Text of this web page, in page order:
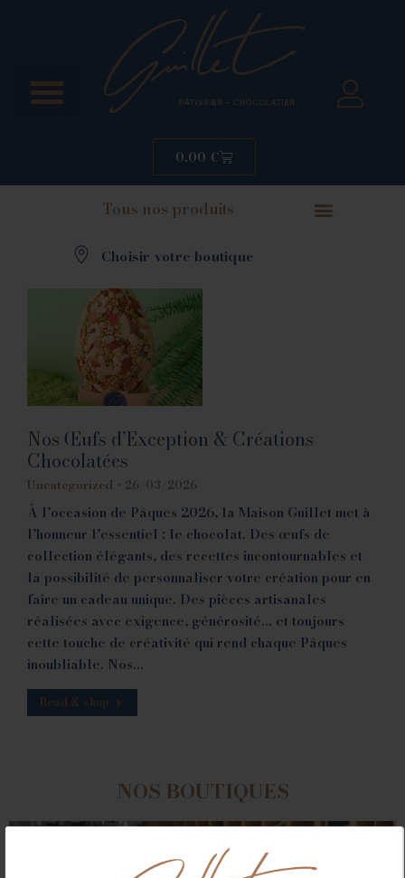
0.00 €
Tous nos produits
Choisir votre boutique
Nos Œufs d’Exception & Créations
Chocolatées
Uncategorized 26/03/2026
À l’occasion de Pâques 2026, la Maison Guillet met à
l’honneur l’essentiel : le chocolat. Des œufs de
collection élégants, des recettes incontournables et
la possibilité de personnaliser votre création pour en
faire un cadeau unique. Des pièces artisanales
réalisées avec exigence, générosité… et toujours
cette touche de créativité qui rend chaque Pâques
inoubliable. Nos…
Read & shop
NOS BOUTIQUES